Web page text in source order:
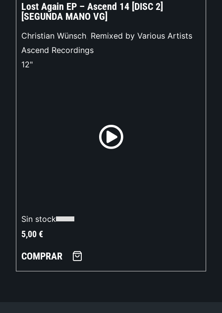
Lost Again EP – Ascend 14 [DISC 2]
[SEGUNDA MANO VG]
Christian Wünsch, Remixed by Various Artists
Ascend Recordings
12"
Sin stock
5,00€
COMPRAR